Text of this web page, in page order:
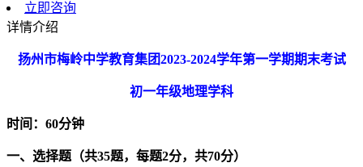
立即咨询
详情介绍
扬州市梅岭中学教育集团2023-2024学年第一学期期末考试
初一年级地理学科
时间： 60分钟
一、选择题（共35题，每题2分，共70分）